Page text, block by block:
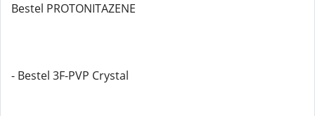
Bestel PROTONITAZENE
- Bestel 3F-PVP Crystal